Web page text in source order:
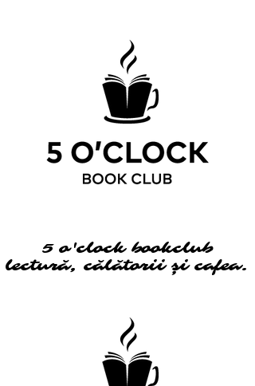
5 o'clock bookclub
lectură, călătorii și cafea.
5 o'clock bookclub
lectură, călătorii și cafea.